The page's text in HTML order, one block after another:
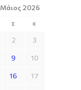
Μάιος 2026
Σ Κ
2 3
9 10
16 17